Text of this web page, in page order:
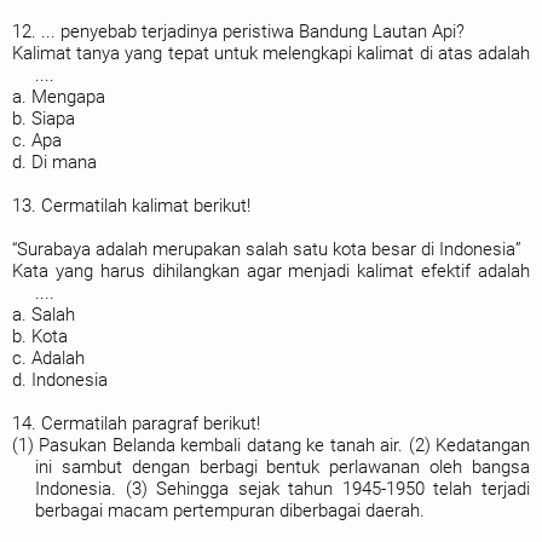
12. ... penyebab terjadinya peristiwa Bandung Lautan Api?
Kalimat tanya yang tepat untuk melengkapi kalimat di atas adalah
....
a. Mengapa
b. Siapa
c. Apa
d. Di mana
13. Cermatilah kalimat berikut!
“Surabaya adalah merupakan salah satu kota besar di Indonesia”
Kata yang harus dihilangkan agar menjadi kalimat efektif adalah
....
a. Salah
b. Kota
c. Adalah
d. Indonesia
14. Cermatilah paragraf berikut!
(1) Pasukan Belanda kembali datang ke tanah air. (2) Kedatangan
ini sambut dengan berbagi bentuk perlawanan oleh bangsa
Indonesia. (3) Sehingga sejak tahun 1945-1950 telah terjadi
berbagai macam pertempuran diberbagai daerah.